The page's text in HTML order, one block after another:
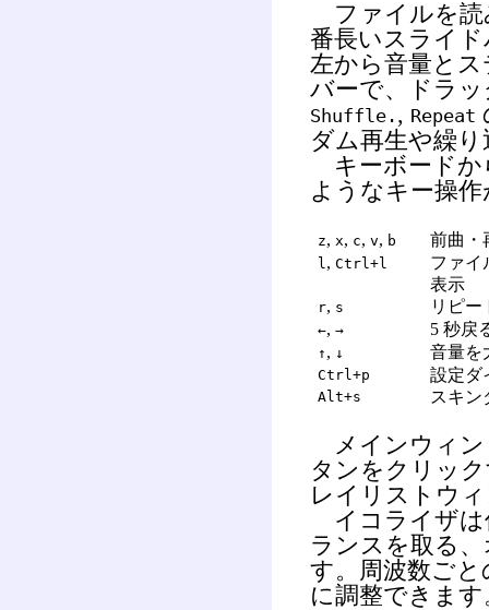
ファイルを読
番長いスライ
左から音量と
バーで、ドラ
Shuffle. , Repeat
ダム再生や繰
キーボードか
ようなキー操
z, x, c, v, b 前曲・
l, Ctrl+l
ファイ
表示
r, s リピー
←, → 5 秒戻
↑ , ↓ 音量を
Ctrl+p 設定ダ
Alt+s スキン
メインウィン
タンをクリッ
レイリストウ
イコライザは
ランスを取る
す。周波数ご
に調整できます